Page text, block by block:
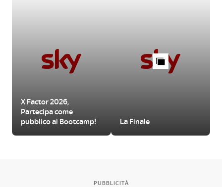
X Factor 2026,
Partecipa come
pubblico ai Bootcamp!
La Finale
PUBBLICITÀ